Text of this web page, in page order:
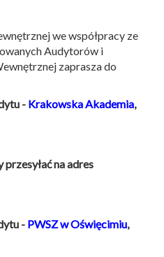
we współpracy ze
Audytorów i
zaprasza do
- Krakowska Akademia,
przesyłać na adres
- PWSZ w Oświęcimiu,